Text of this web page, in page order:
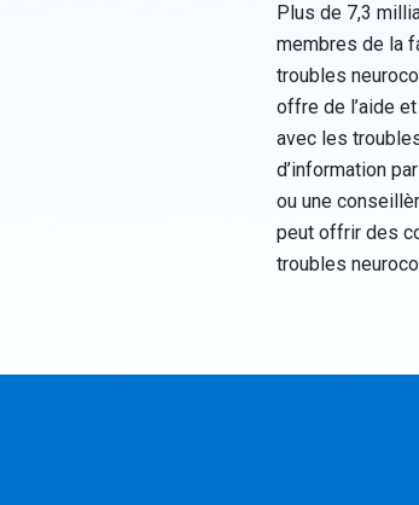
Plus de 7,3
membres de la
troubles
offre de l’aide
avec les
d’information
ou une
peut offrir des
troubles